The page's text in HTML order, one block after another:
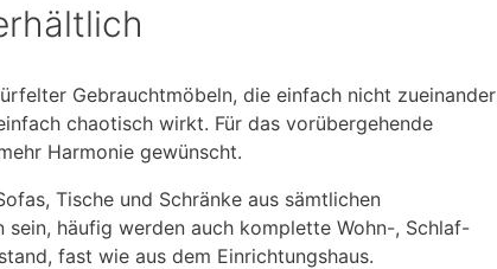
Gebrauchtmöbeln, die einfach nicht zueinander
chaotisch wirkt. Für das vorübergehende
Harmonie gewünscht.
Tische und Schränke aus sämtlichen
häufig werden auch komplette Wohn-, Schlaf-
fast wie aus dem Einrichtungshaus.